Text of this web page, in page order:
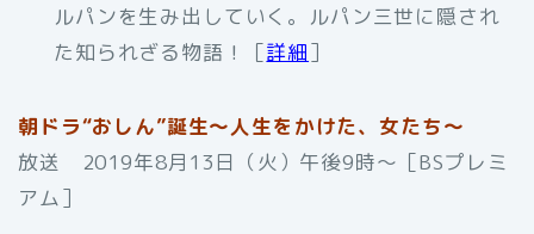
ルパンを生み出していく。ルパン三世に隠され
た知られざる物語！［詳細］
朝ドラ“おしん”誕生～人生をかけた、女たち～
放送 2019年8月13日（火）午後9時～［BSプレミ
アム］